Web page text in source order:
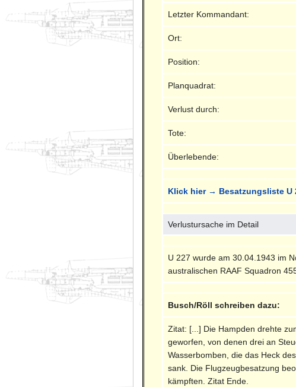
Letzter Kommandant:
Ort:
Position:
Planquadrat:
Verlust durch:
Tote:
Überlebende:
Klick hier → Besatzungsliste U
Verlustursache im Detail
U 227 wurde am 30.04.1943 im
australischen RAAF Squadron
Busch/Röll schreiben dazu:
Zitat: [...] Die Hampden drehte
geworfen, von denen drei an
Wasserbomben, die das Heck
sank. Die Flugzeugbesatzung
kämpften. Zitat Ende.